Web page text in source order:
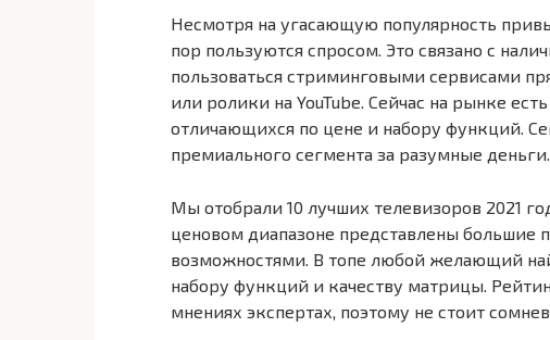
Несмотря на угасающую популярность
пор пользуются спросом. Это связано с
пользоваться стриминговыми сервисами
или ролики на YouTube. Сейчас на рынке
отличающихся по цене и набору функций.
премиального сегмента за разумные деньги.
Мы отобрали 10 лучших телевизоров 2021
ценовом диапазоне представлены
возможностями. В топе любой желающий
набору функций и качеству матрицы.
мнениях экспертах, поэтому не стоит